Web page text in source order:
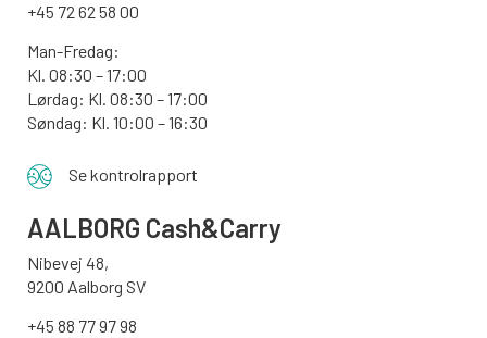
+45 72 62 58 00
Man-Fredag:
Kl. 08:30 – 17:00
Lørdag: Kl. 08:30 – 17:00
Søndag: Kl. 10:00 – 16:30
Se kontrolrapport
AALBORG Cash&Carry
Nibevej 48,
9200 Aalborg SV
+45 88 77 97 98